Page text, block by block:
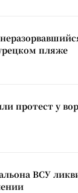
пляже
протест у
ВСУ